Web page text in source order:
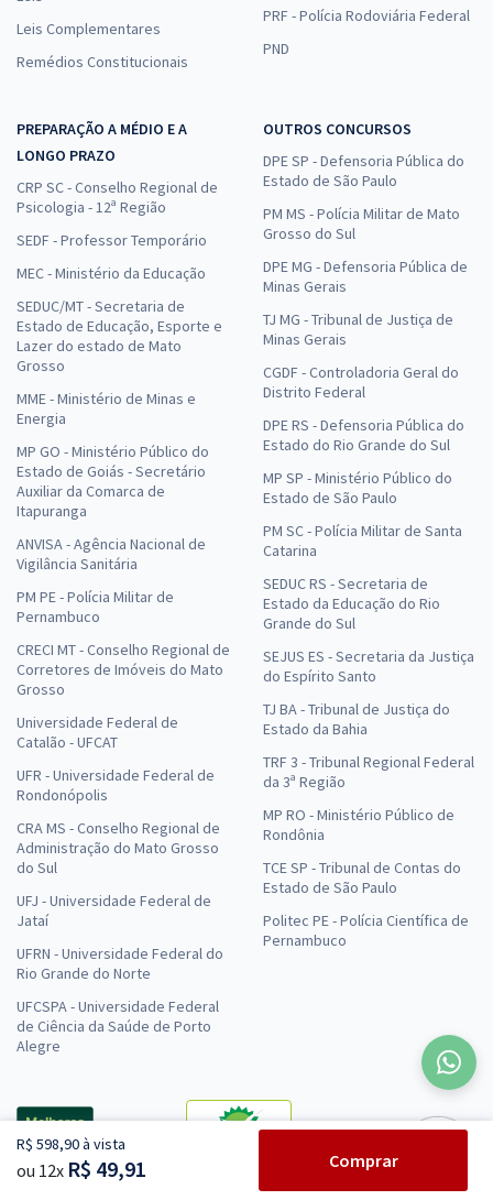
R$ 598,90 à vista
ou 12x R$ 49,91 Comprar
Leis Complementares
Remédios Constitucionais
PRF - Polícia Rodoviária Federal
PND
PREPARAÇÃO A MÉDIO E A
LONGO PRAZO
CRP SC - Conselho Regional de
Psicologia - 12ª Região
SEDF - Professor Temporário
MEC - Ministério da Educação
SEDUC/MT - Secretaria de
Estado de Educação, Esporte e
Lazer do estado de Mato
Grosso
MME - Ministério de Minas e
Energia
MP GO - Ministério Público do
Estado de Goiás - Secretário
Auxiliar da Comarca de
Itapuranga
ANVISA - Agência Nacional de
Vigilância Sanitária
PM PE - Polícia Militar de
Pernambuco
CRECI MT - Conselho Regional de
Corretores de Imóveis do Mato
Grosso
Universidade Federal de
Catalão - UFCAT
UFR - Universidade Federal de
Rondonópolis
CRA MS - Conselho Regional de
Administração do Mato Grosso
do Sul
UFJ - Universidade Federal de
Jataí
UFRN - Universidade Federal do
Rio Grande do Norte
UFCSPA - Universidade Federal
de Ciência da Saúde de Porto
Alegre
OUTROS CONCURSOS
DPE SP - Defensoria Pública do
Estado de São Paulo
PM MS - Polícia Militar de Mato
Grosso do Sul
DPE MG - Defensoria Pública de
Minas Gerais
TJ MG - Tribunal de Justiça de
Minas Gerais
CGDF - Controladoria Geral do
Distrito Federal
DPE RS - Defensoria Pública do
Estado do Rio Grande do Sul
MP SP - Ministério Público do
Estado de São Paulo
PM SC - Polícia Militar de Santa
Catarina
SEDUC RS - Secretaria de
Estado da Educação do Rio
Grande do Sul
SEJUS ES - Secretaria da Justiça
do Espírito Santo
TJ BA - Tribunal de Justiça do
Estado da Bahia
TRF 3 - Tribunal Regional Federal
da 3ª Região
MP RO - Ministério Público de
Rondônia
TCE SP - Tribunal de Contas do
Estado de São Paulo
Politec PE - Polícia Científica de
Pernambuco